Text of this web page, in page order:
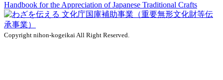
Handbook for the Appreciation ofJapanese Traditional Crafts
Copyright nihon-kogeikai All Right Reserved.